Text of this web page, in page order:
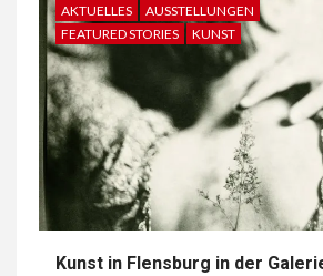
AKTUELLES
AUSSTELLUNGEN
FEATURED STORIES
KUNST
Kunst in Flensburg in der